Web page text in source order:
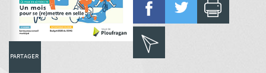
PARTAGER